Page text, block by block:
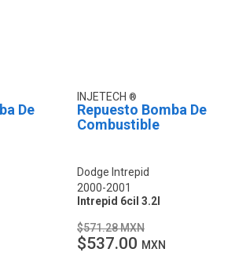
De
INJETECH
Repuesto Bomba De
Combustible
Dodge Intrepid
2000-2001
Intrepid 6cil 3.2l
$571.28 MXN
$537.00 MXN